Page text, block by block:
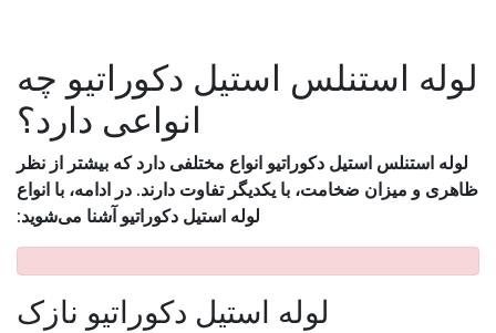
لوله استنلس استیل دکوراتیو چه
انواعی دارد؟
لوله استنلس استیل دکوراتیو انواع مختلفی دارد که بیشتر از نظر
ظاهری و میزان ضخامت، با یکدیگر تفاوت دارند. در ادامه، با انواع
لوله استیل دکوراتیو آشنا می‌شوید:
لوله استیل دکوراتیو نازک